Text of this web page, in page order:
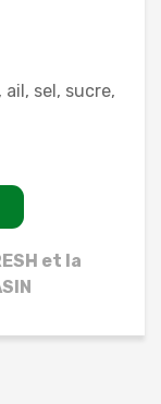
sel, sucre,
et la